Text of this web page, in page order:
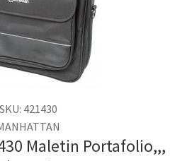
SKU: 421430
Maletin Portafolio,,,